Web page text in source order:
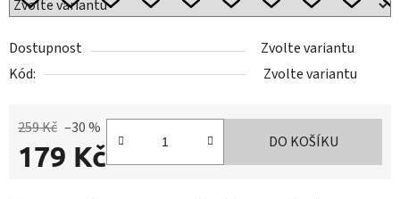
Dostupnost
Zvolte variantu
Kód:
Zvolte variantu
259 Kč –30 %
179 Kč DO KOŠÍKU